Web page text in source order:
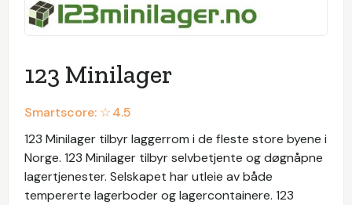
123 Minilager
Smartscore: ☆4.5
123 Minilager tilbyr laggerrom i de fleste store byene i
Norge. 123 Minilager tilbyr selvbetjente og døgnåpne
lagertjenester. Selskapet har utleie av både
tempererte lagerboder og lagercontainere. 123